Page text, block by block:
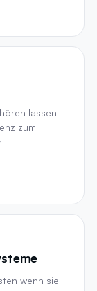
lassen
zum
wenn sie